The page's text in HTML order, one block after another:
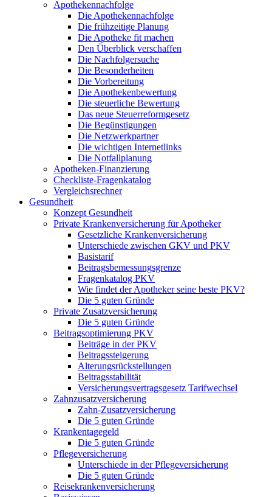
Apothekennachfolge
Die Apothekennachfolge
Die frühzeitige Planung
Die Apotheke fit machen
Den Überblick verschaffen
Die Nachfolgersuche
Die Besonderheiten
Die Vorbereitung
Die Apothekenbewertung
Die steuerliche Bewertung
Das neue Steuerreformgesetz
Die Begünstigungen
Die Netzwerkpartner
Die wichtigen Internetlinks
Die Notfallplanung
Apotheken-Finanzierung
Checkliste-Fragenkatalog
Vergleichsrechner
Gesundheit
Konzept Gesundheit
Private Krankenversicherung für Apotheker
Gesetzliche Krankenversicherung
Unterschiede zwischen GKV und PKV
Basistarif
Beitragsbemessungsgrenze
Fragenkatalog PKV
Wie findet der Apotheker seine beste PKV?
Die 5 guten Gründe
Private Zusatzversicherung
Die 5 guten Gründe
Beitragsoptimierung PKV
Beiträge in der PKV
Beitragssteigerung
Alterungsrückstellungen
Beitragsstabilität
Versicherungsvertragsgesetz Tarifwechsel
Zahnzusatzversicherung
Zahn-Zusatzversicherung
Die 5 guten Gründe
Krankentagegeld
Die 5 guten Gründe
Pflegeversicherung
Unterschiede in der Pflegeversicherung
Die 5 guten Gründe
Reisekrankenversicherung